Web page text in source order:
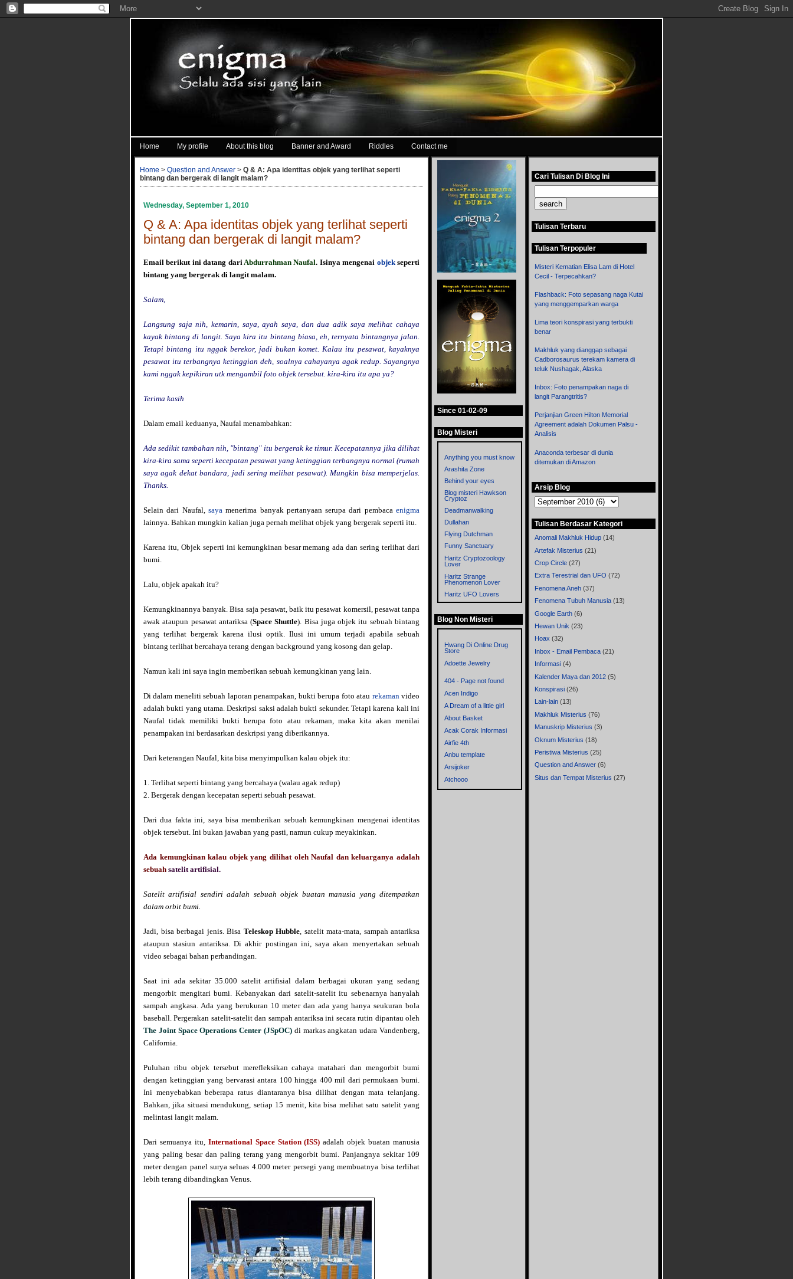
Home My profile About this blog Banner and Award Riddles Contact me
Home > Question and Answer > Q & A: Apa identitas objek yang terlihat seperti
bintang dan bergerak di langit malam?
Wednesday, September 1, 2010
Q & A: Apa identitas objek yang terlihat seperti
bintang dan bergerak di langit malam?
Email berikut ini datang dariAbdurrahman Naufal. Isinya mengenai objekseperti
bintang yang bergerak di langit malam.
Salam,
Langsung saja nih, kemarin, saya, ayah saya, dan dua adik saya melihat cahaya
kayak bintang di langit. Saya kira itu bintang biasa, eh, ternyata bintangnya jalan.
Tetapi bintang itu nggak berekor, jadi bukan komet. Kalau itu pesawat, kayaknya
pesawat itu terbangnya ketinggian deh, soalnya cahayanya agak redup. Sayangnya
kami nggak kepikiran utk mengambil foto objek tersebut. kira-kira itu apa ya?
Terima kasih
Dalam email keduanya, Naufal menambahkan:
Ada sedikit tambahan nih, "bintang" itu bergerak ke timur. Kecepatannya jika dilihat
kira-kira sama seperti kecepatan pesawat yang ketinggian terbangnya normal (rumah
saya agak dekat bandara, jadi sering melihat pesawat). Mungkin bisa memperjelas.
Thanks.
Selain dari Naufal, sayamenerima banyak pertanyaan serupa dari pembacaenigma
lainnya. Bahkan mungkin kalian juga pernah melihat objek yang bergerak seperti itu.
Karena itu, Objek seperti ini kemungkinan besar memang ada dan sering terlihat dari
bumi.
Lalu, objek apakah itu?
Kemungkinannya banyak. Bisa saja pesawat, baik itu pesawat komersil, pesawat tanpa
awak ataupun pesawat antariksa (Space Shuttle). Bisa juga objek itu sebuah bintang
yang terlihat bergerak karena ilusi optik. Ilusi ini umum terjadi apabila sebuah
bintang terlihat bercahaya terang dengan background yang kosong dan gelap.
Namun kali ini saya ingin memberikan sebuah kemungkinan yang lain.
Di dalam meneliti sebuah laporan penampakan, bukti berupa foto atau rekamanvideo
adalah bukti yang utama. Deskripsi saksi adalah bukti sekunder. Tetapi karena kali ini
Naufal tidak memiliki bukti berupa foto atau rekaman, maka kita akan menilai
penampakan ini berdasarkan deskripsi yang diberikannya.
Dari keterangan Naufal, kita bisa menyimpulkan kalau objek itu:
1. Terlihat seperti bintang yang bercahaya (walau agak redup)
2. Bergerak dengan kecepatan seperti sebuah pesawat.
Dari dua fakta ini, saya bisa memberikan sebuah kemungkinan mengenai identitas
objek tersebut. Ini bukan jawaban yang pasti, namun cukup meyakinkan.
Ada kemungkinan kalau objek yang dilihat oleh Naufal dan keluarganya adalah
sebuah satelitartifisial.
Satelit artifisial sendiri adalah sebuah objek buatan manusia yang ditempatkan
dalam orbit bumi.
Jadi, bisa berbagai jenis. Bisa Teleskop Hubble, satelit mata-mata, sampah antariksa
ataupun stasiun antariksa. Di akhir postingan ini, saya akan menyertakan sebuah
video sebagai bahan perbandingan.
Saat ini ada sekitar 35.000 satelit artifisial dalam berbagai ukuran yang sedang
mengorbit mengitari bumi. Kebanyakan dari satelit-satelit itu sebenarnya hanyalah
sampah angkasa. Ada yang berukuran 10 meter dan ada yang hanya seukuran bola
baseball. Pergerakan satelit-satelit dan sampah antariksa ini secara rutin dipantau oleh
The Joint Space Operations Center (JSpOC) di markas angkatan udara Vandenberg,
California.
Puluhan ribu objek tersebut merefleksikan cahaya matahari dan mengorbit bumi
dengan ketinggian yang bervarasi antara 100 hingga 400 mil dari permukaan bumi.
Ini menyebabkan beberapa ratus diantaranya bisa dilihat dengan mata telanjang.
Bahkan, jika situasi mendukung, setiap 15 menit, kita bisa melihat satu satelit yang
melintasi langit malam.
Dari semuanya itu,International Space Station (ISS)adalah objek buatan manusia
yang paling besar dan paling terang yang mengorbit bumi. Panjangnya sekitar 109
meter dengan panel surya seluas 4.000 meter persegi yang membuatnya bisa terlihat
lebih terang dibandingkan Venus.
Since 01-02-09
Blog Misteri
Anything you must know
Arashita Zone
Behind your eyes
Blog misteri Hawkson
Cryptoz
Deadmanwalking
Dullahan
Flying Dutchman
Funny Sanctuary
Haritz Cryptozoology
Lover
Haritz Strange
Phenomenon Lover
Haritz UFO Lovers
Left Thinkers
Memories
Metronom
Mystery of the World
Rensen Blog
Sisi Lain
Blog Non Misteri
Hwang Di Online Drug
Store
Adoette Jewelry
404 - Page not found
Acen Indigo
A Dream of a little girl
About Basket
Acak Corak Informasi
Airfie 4th
Anbu template
Arsijoker
Atchooo
Bahrul Ulum Dot Com
Cari Tulisan Di Blog Ini
Tulisan Terbaru
Tulisan Terpopuler
Misteri Kematian Elisa Lam di Hotel
Cecil - Terpecahkan?
Flashback: Foto sepasang naga Kutai
yang menggemparkan warga
Lima teori konspirasi yang terbukti
benar
Makhluk yang dianggap sebagai
Cadborosaurus terekam kamera di
teluk Nushagak, Alaska
Inbox: Foto penampakan naga di
langit Parangtritis?
Perjanjian Green Hilton Memorial
Agreement adalah Dokumen Palsu -
Analisis
Anaconda terbesar di dunia
ditemukan di Amazon
Arsip Blog
Tulisan Berdasar Kategori
Anomali Makhluk Hidup (14)
Artefak Misterius (21)
Crop Circle (27)
Extra Terestrial dan UFO (72)
Fenomena Aneh (37)
Fenomena Tubuh Manusia (13)
Google Earth (6)
Hewan Unik (23)
Hoax (32)
Inbox - Email Pembaca (21)
Informasi (4)
Kalender Maya dan 2012 (5)
Konspirasi (26)
Lain-lain (13)
Makhluk Misterius (76)
Manuskrip Misterius (3)
Oknum Misterius (18)
Peristiwa Misterius (25)
Question and Answer (6)
Situs dan Tempat Misterius (27)